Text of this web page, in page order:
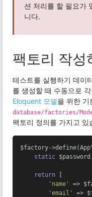
션 처리를 할 필요가
니다.
팩토리 작성
테스트를 실행하기 데이
를 생성할 때 수동으로
Eloquent 모델을 위한 기
database/factories/
팩토리 정의를 가지고 있
$factory-
static
return [
'name'
=>
'email'
=>